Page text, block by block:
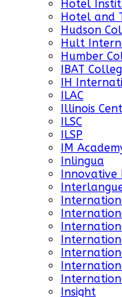
Hotel
Hotel and
Hudson
Hult
Humber
IBAT
IH
ILAC
Illinois
ILSC
ILSP
IM
Inlingua
Insight